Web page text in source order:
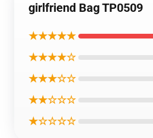
girlfriend Bag TP0509
★★★★★
★★★★☆
★★★☆☆
★★☆☆☆
★☆☆☆☆